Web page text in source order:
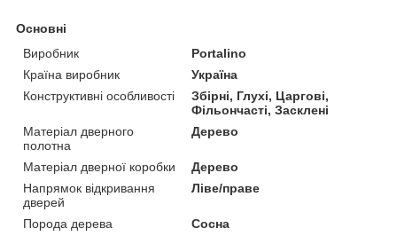
Основні
Виробник
Portalino
Країна виробник
Україна
Конструктивні особливості
Збірні, Глухі, Царгові,
Фільончасті, Засклені
Матеріал дверного
полотна
Дерево
Матеріал дверної коробки
Дерево
Напрямок відкривання
дверей
Ліве/праве
Порода дерева
Сосна